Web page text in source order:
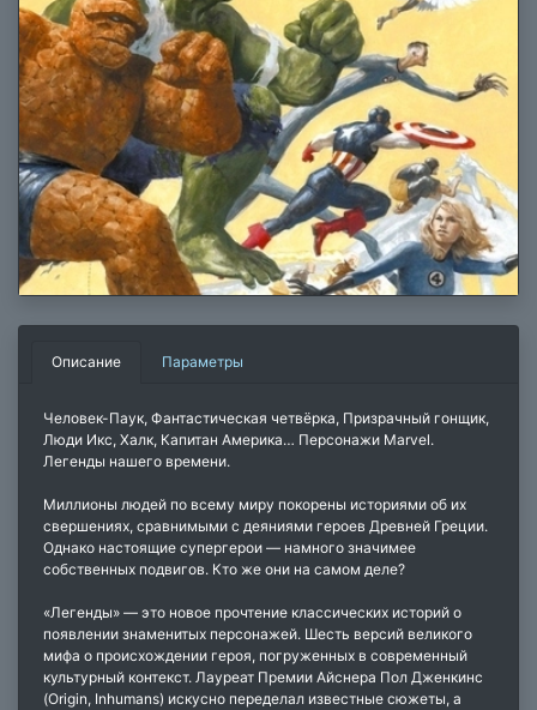
Описание Параметры
Человек-Паук, Фантастическая четвёрка, Призрачный гонщик,
Люди Икс, Халк, Капитан Америка… Персонажи Marvel.
Легенды нашего времени.
Миллионы людей по всему миру покорены историями об их
свершениях, сравнимыми с деяниями героев Древней Греции.
Однако настоящие супергерои — намного значимее
собственных подвигов. Кто же они на самом деле?
«Легенды» — это новое прочтение классических историй о
появлении знаменитых персонажей. Шесть версий великого
мифа о происхождении героя, погруженных в современный
культурный контекст. Лауреат Премии Айснера Пол Дженкинс
(Origin, Inhumans) искусно переделал известные сюжеты, а